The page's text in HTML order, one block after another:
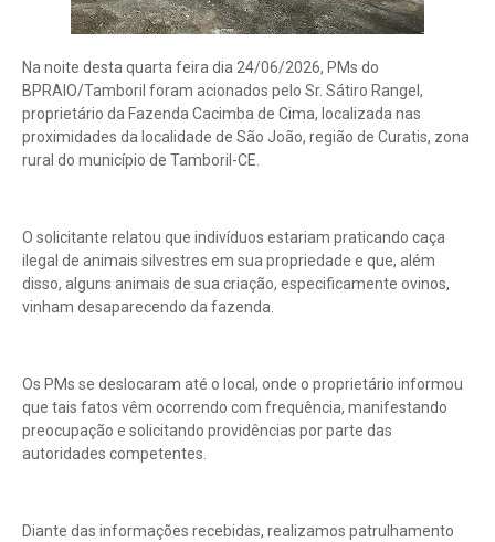
Na noite desta quarta feira dia 24/06/2026, PMs do
BPRAIO/Tamboril foram acionados pelo Sr. Sátiro Rangel,
proprietário da Fazenda Cacimba de Cima, localizada nas
proximidades da localidade de São João, região de Curatis, zona
rural do município de Tamboril-CE.
O solicitante relatou que indivíduos estariam praticando caça
ilegal de animais silvestres em sua propriedade e que, além
disso, alguns animais de sua criação, especificamente ovinos,
vinham desaparecendo da fazenda.
Os PMs se deslocaram até o local, onde o proprietário informou
que tais fatos vêm ocorrendo com frequência, manifestando
preocupação e solicitando providências por parte das
autoridades competentes.
Diante das informações recebidas, realizamos patrulhamento